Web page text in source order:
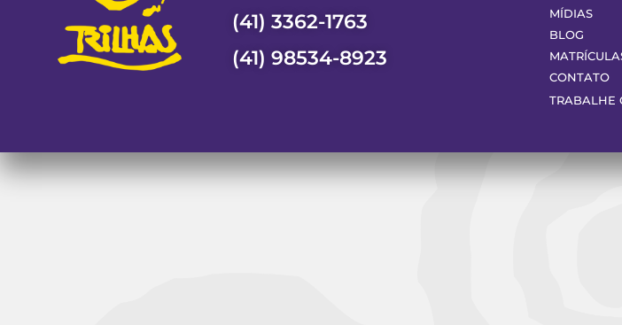
(41) 3362-1763
(41) 98534-8923
MÍDIAS
BLOG
CONTATO
TRABALHE